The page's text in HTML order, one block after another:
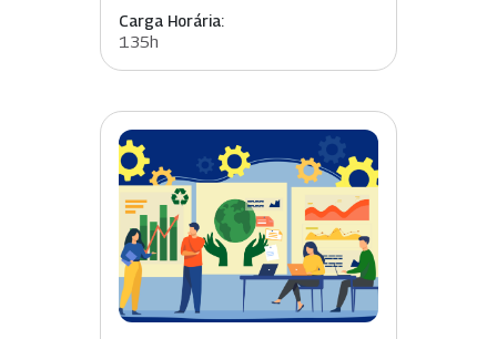
Carga Horária:
135h